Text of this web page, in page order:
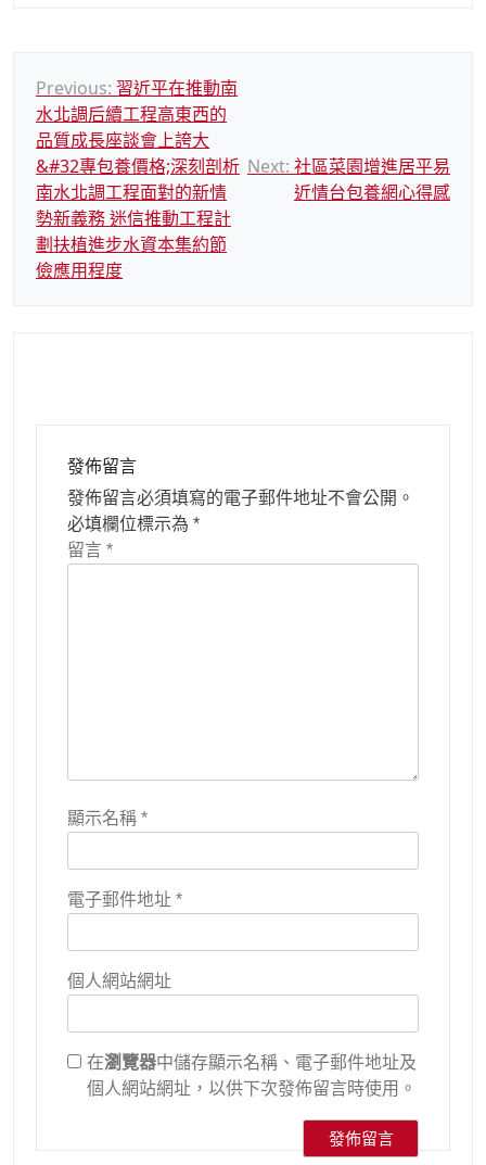
文
章
導
覽
Previous: 習近平在推動南
水北調后續工程高東西的
品質成長座談會上誇大
&#32專包養價格;深刻剖析
南水北調工程面對的新情
勢新義務 迷信推動工程計
劃扶植進步水資本集約節
儉應用程度
Next: 社區菜園增進居平易
近情台包養網心得感
發佈留言
發佈留言必須填寫的電子郵件地址不會公開。
必填欄位標示為 *
留言 *
顯示名稱 *
電子郵件地址 *
個人網站網址
在瀏覽器中儲存顯示名稱、電子郵件地址及
個人網站網址，以供下次發佈留言時使用。